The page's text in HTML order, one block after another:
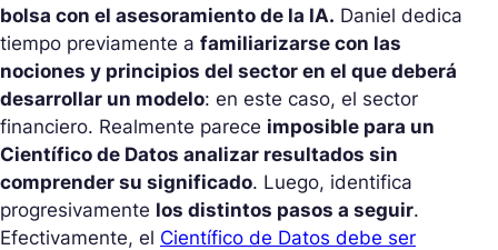
bolsa con el asesoramiento de la IA. Daniel dedica
tiempo previamente a familiarizarse con las
nociones y principios del sector en el que deberá
desarrollar un modelo: en este caso, el sector
financiero. Realmente parece imposible para un
Científico de Datos analizar resultados sin
comprender su significado. Luego, identifica
progresivamente los distintos pasos a seguir.
Efectivamente, el Científico de Datos debe ser